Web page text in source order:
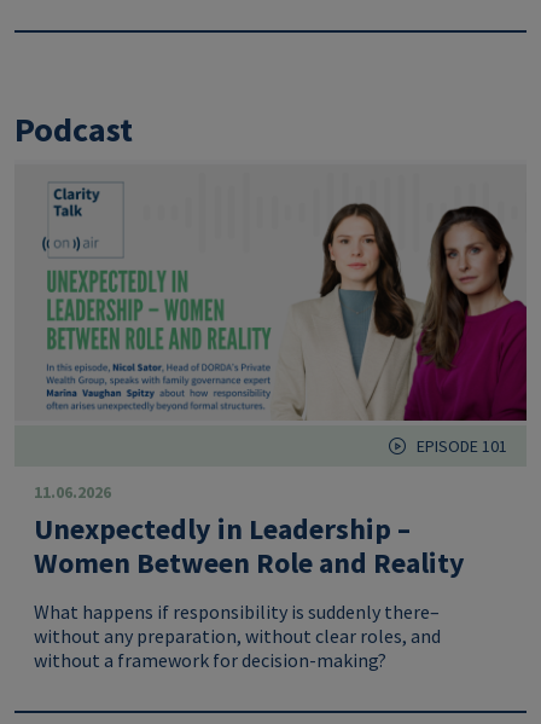
Podcast
EPISODE 101
11.06.2026
Unexpectedly in Leadership –
Women Between Role and Reality
What happens if responsibility is suddenly there–
without any preparation, without clear roles, and
without a framework for decision-making?